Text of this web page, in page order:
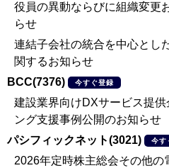
役員の異動ならびに組織変更
らせ
連結子会社の統合を中心とし
関するお知らせ
BCC(7376)
今すぐ登録
建設業界向けDXサービス提
ング支援事例公開のお知らせ
パシフィックネット(3021)
今す
2026年定時株主総会その他